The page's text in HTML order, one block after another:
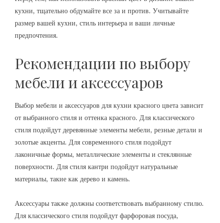
кухни‚ тщательно обдумайте все за и против. Учитывайте
размер вашей кухни‚ стиль интерьера и ваши личные
предпочтения.
Рекомендации по выбору
мебели и аксессуаров
Выбор мебели и аксессуаров для кухни красного цвета зависит
от выбранного стиля и оттенка красного. Для классического
стиля подойдут деревянные элементы мебели‚ резные детали и
золотые акценты. Для современного стиля подойдут
лаконичные формы‚ металлические элементы и стеклянные
поверхности. Для стиля кантри подойдут натуральные
материалы‚ такие как дерево и камень.
Аксессуары также должны соответствовать выбранному стилю.
Для классического стиля подойдут фарфоровая посуда‚